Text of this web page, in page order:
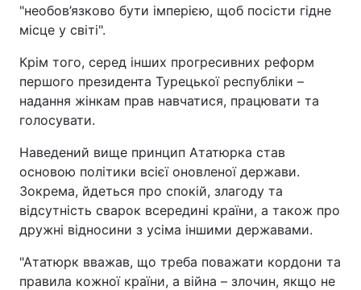
"необов’язково бути імперією, щоб посісти гідне
місце у світі".
Крім того, серед інших прогресивних реформ
першого президента Турецької республіки –
надання жінкам прав навчатися, працювати та
голосувати.
Наведений вище принцип Ататюрка став
основою політики всієї оновленої держави.
Зокрема, йдеться про спокій, злагоду та
відсутність сварок всередині країни, а також про
дружні відносини з усіма іншими державами.
"Ататюрк вважав, що треба поважати кордони та
правила кожної країни, а війна – злочин, якщо не